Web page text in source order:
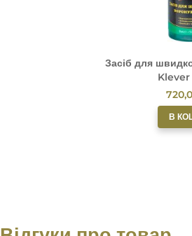
Засіб для
Klever
720,0
В